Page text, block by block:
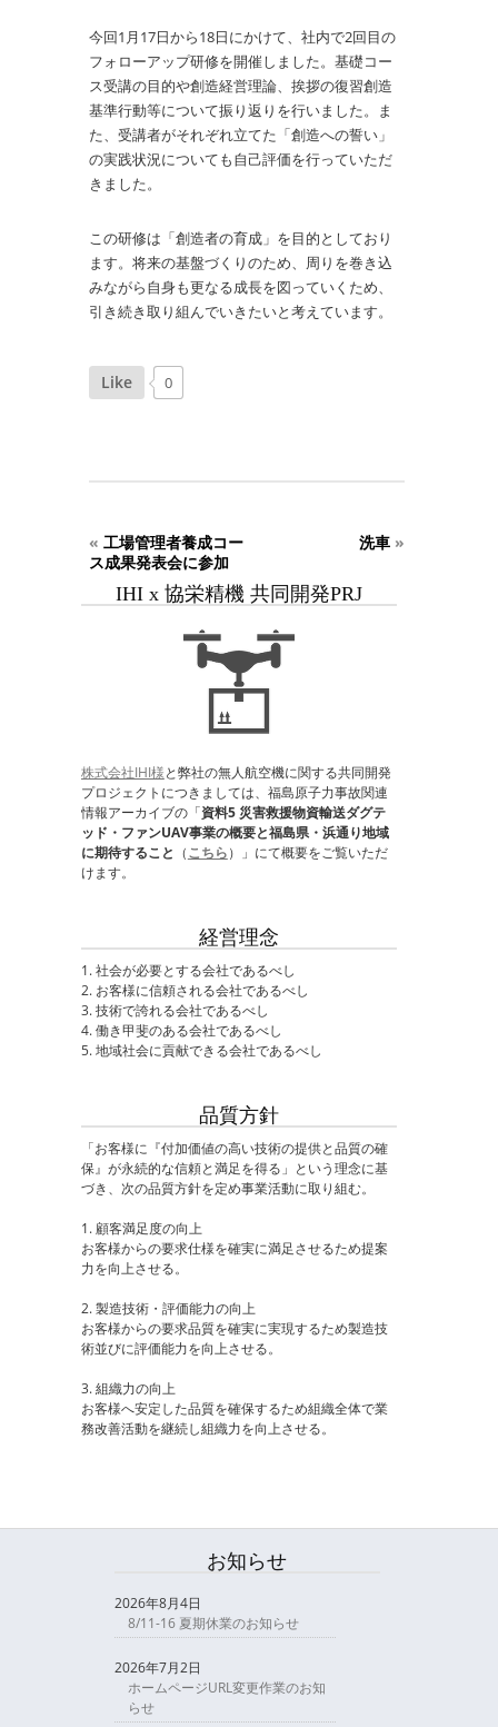
今回1月17日から18日にかけて、社内で2回目の
フォローアップ研修を開催しました。基礎コー
ス受講の目的や創造経営理論、挨拶の復習創造
基準行動等について振り返りを行いました。ま
た、受講者がそれぞれ立てた「創造への誓い」
の実践状況についても自己評価を行っていただ
きました。
この研修は「創造者の育成」を目的としており
ます。将来の基盤づくりのため、周りを巻き込
みながら自身も更なる成長を図っていくため、
引き続き取り組んでいきたいと考えています。
Like 0
« 工場管理者養成コー
ス成果発表会に参加
洗車 »
IHI x 協栄精機 共同開発PRJ
株式会社IHI様と弊社の無人航空機に関する共同開発
プロジェクトにつきましては、福島原子力事故関連
情報アーカイブの「資料5 災害救援物資輸送ダグテ
ッド・ファンUAV事業の概要と福島県・浜通り地域
に期待すること （こちら）」にて概要をご覧いただ
けます。
経営理念
1. 社会が必要とする会社であるべし
2. お客様に信頼される会社であるべし
3. 技術で誇れる会社であるべし
4. 働き甲斐のある会社であるべし
5. 地域社会に貢献できる会社であるべし
品質方針
「お客様に『付加価値の高い技術の提供と品質の確
保』が永続的な信頼と満足を得る」という理念に基
づき、次の品質方針を定め事業活動に取り組む。
1. 顧客満足度の向上
お客様からの要求仕様を確実に満足させるため提案
力を向上させる。
2. 製造技術・評価能力の向上
お客様からの要求品質を確実に実現するため製造技
術並びに評価能力を向上させる。
3. 組織力の向上
お客様へ安定した品質を確保するため組織全体で業
務改善活動を継続し組織力を向上させる。
お知らせ
2026年8月4日
8/11-16 夏期休業のお知らせ
2026年7月2日
ホームページURL変更作業のお知
らせ